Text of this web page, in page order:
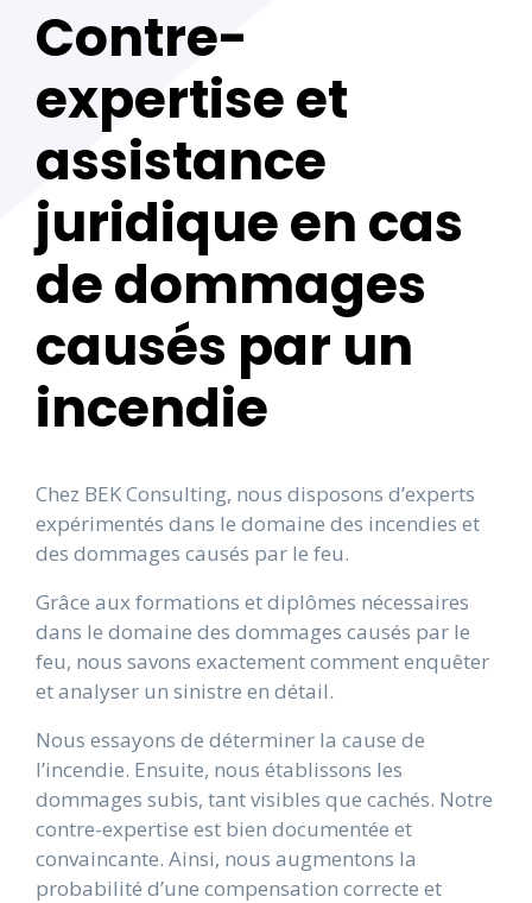
Contre-
expertise et
assistance
juridique en cas
de dommages
causés par un
incendie
Chez BEK Consulting, nous disposons d’experts
expérimentés dans le domaine des incendies et
des dommages causés par le feu.
Grâce aux formations et diplômes nécessaires
dans le domaine des dommages causés par le
feu, nous savons exactement comment enquêter
et analyser un sinistre en détail.
Nous essayons de déterminer la cause de
l’incendie. Ensuite, nous établissons les
dommages subis, tant visibles que cachés. Notre
contre-expertise est bien documentée et
convaincante. Ainsi, nous augmentons la
probabilité d’une compensation correcte et